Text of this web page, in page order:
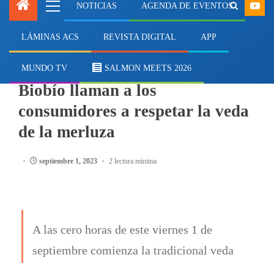
NOTICIAS AGENDA DE EVENTOS
LÁMINAS ACS REVISTA DIGITAL APP
MUNDO TV SALMON MEETS 2026
Pescadores Industriales del
Biobío llaman a los
consumidores a respetar la veda
de la merluza
septiembre 1, 2023 2 lectura mínima
A las cero horas de este viernes 1 de
septiembre comienza la tradicional veda